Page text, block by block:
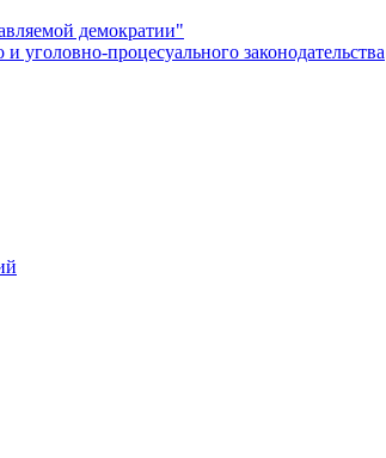
демократии"
уголовно-процесуального законодательства